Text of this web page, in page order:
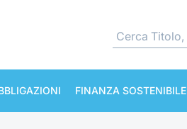
FINANZA SOSTENIBILE